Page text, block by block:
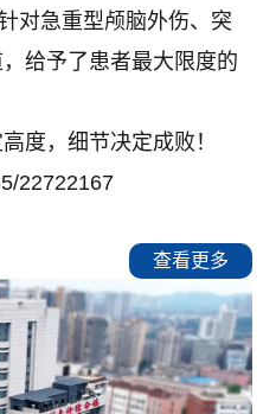
对急重型颅脑外伤、突
给予了患者最大限度的
度，细节决定成败！
22722167
查看更多